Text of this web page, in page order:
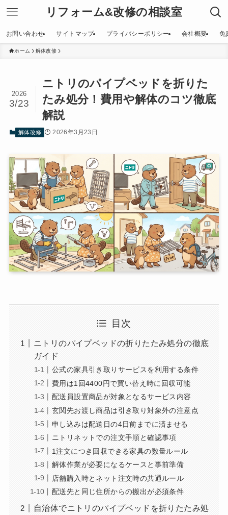
リフォーム&改修の相談室
お問い合わせ サイトマップ プライバシーポリシー 会社概要 免
ホーム 解体改修
ニトリのパイプベッドを折りた
たみ処分！費用や解体のコツ徹底
解説
2026
3/23
解体改修 2026年3月23日
目次
ニトリのパイプベッドの折りたたみ処分の徹底
ガイド
公式の家具引き取りサービスを利用する条件
費用は1回4400円で買い替え時に回収可能
配送員設置商品が対象となるサービス内容
玄関先お渡し商品は引き取り対象外の注意点
申し込みは配送日の4日前までに済ませる
ニトリネットでの注文手順と確認事項
1注文につき回収できる家具の数量ルール
解体作業が必要になるケースと事前準備
店舗購入時とネット注文時の共通ルール
配送先と同じ住所からの搬出が必須条件
自治体でニトリのパイプベッドを折りたたみ処